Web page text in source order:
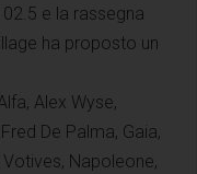
e la rassegna
ha proposto un
Alex Wyse,
De Palma, Gaia,
Votives, Napoleone,